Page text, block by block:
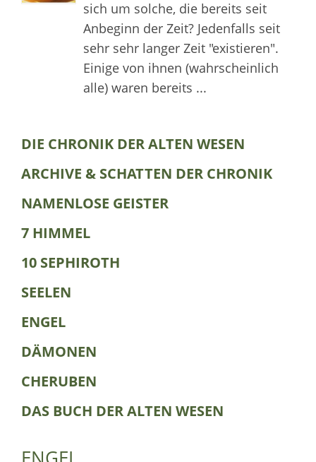
sich um solche, die bereits seit
Anbeginn der Zeit? Jedenfalls seit
sehr sehr langer Zeit "existieren".
Einige von ihnen (wahrscheinlich
alle) waren bereits ...
DIE CHRONIK DER ALTEN WESEN
ARCHIVE & SCHATTEN DER CHRONIK
NAMENLOSE GEISTER
7 HIMMEL
10 SEPHIROTH
SEELEN
ENGEL
DÄMONEN
CHERUBEN
DAS BUCH DER ALTEN WESEN